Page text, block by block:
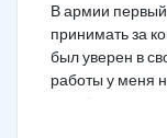
В армии
принимать за
был уверен в
работы у меня
зарабатывать
девушку и ей